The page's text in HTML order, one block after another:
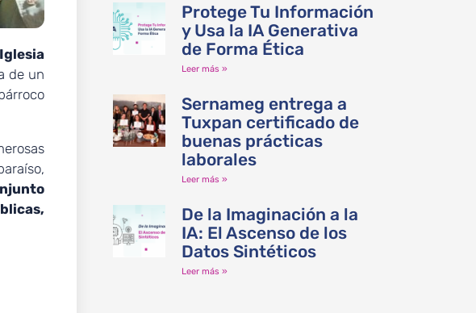
de un
Protege Tu Información
y Usa la IA Generativa
de Forma Ética
Leer más »
Sernameg entrega a
Tuxpan certificado de
buenas prácticas
laborales
Leer más »
De la Imaginación a la
IA: El Ascenso de los
Datos Sintéticos
Leer más »